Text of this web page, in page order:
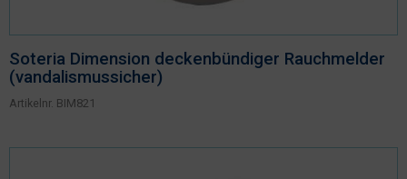
Soteria Dimension deckenbündiger Rauchmelder
(vandalismussicher)
Artikelnr. BIM821